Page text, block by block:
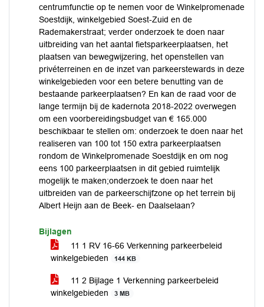
centrumfunctie op te nemen voor de Winkelpromenade
Soestdijk, winkelgebied Soest-Zuid en de
Rademakerstraat; verder onderzoek te doen naar
uitbreiding van het aantal fietsparkeerplaatsen, het
plaatsen van bewegwijzering, het openstellen van
privéterreinen en de inzet van parkeerstewards in deze
winkelgebieden voor een betere benutting van de
bestaande parkeerplaatsen? En kan de raad voor de
lange termijn bij de kadernota 2018-2022 overwegen
om een voorbereidingsbudget van € 165.000
beschikbaar te stellen om: onderzoek te doen naar het
realiseren van 100 tot 150 extra parkeerplaatsen
rondom de Winkelpromenade Soestdijk en om nog
eens 100 parkeerplaatsen in dit gebied ruimtelijk
mogelijk te maken;onderzoek te doen naar het
uitbreiden van de parkeerschijfzone op het terrein bij
Albert Heijn aan de Beek- en Daalselaan?
Bijlagen
11 1 RV 16-66 Verkenning parkeerbeleid
winkelgebieden
144 KB
11 2 Bijlage 1 Verkenning parkeerbeleid
winkelgebieden
3 MB